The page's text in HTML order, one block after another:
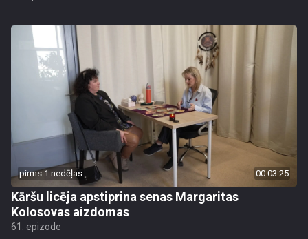
pirms 1 nedēļas 00:03:25
Kāršu licēja apstiprina senas Margaritas
Kolosovas aizdomas
61. epizode